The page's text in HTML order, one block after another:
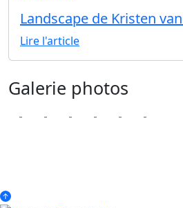
Landscape de Kristen
Lire l'article
Galerie photos